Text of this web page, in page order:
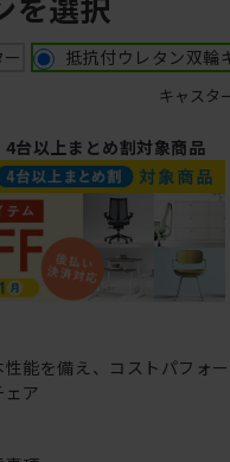
抵抗付ウレタン双輪
キャスタ
台以上まとめ割対象商品
能を備え、コストパフォ
ア